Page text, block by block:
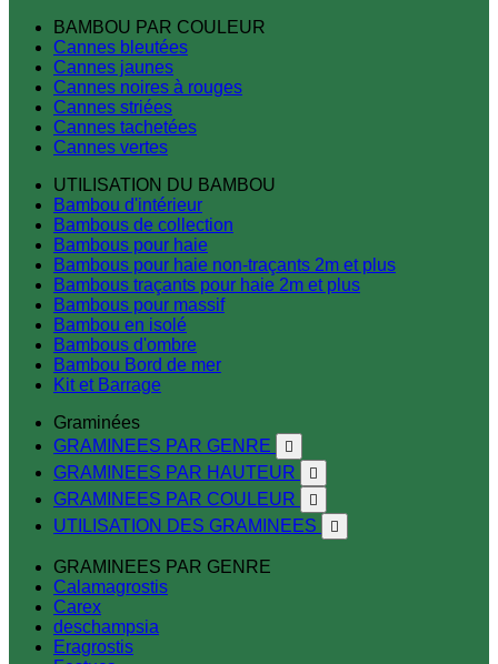
BAMBOU PAR COULEUR
Cannes bleutées
Cannes jaunes
Cannes noires à rouges
Cannes striées
Cannes tachetées
Cannes vertes
UTILISATION DU BAMBOU
Bambou d'intérieur
Bambous de collection
Bambous pour haie
Bambous pour haie non-traçants 2m et plus
Bambous traçants pour haie 2m et plus
Bambous pour massif
Bambou en isolé
Bambous d'ombre
Bambou Bord de mer
Kit et Barrage
Graminées
GRAMINEES PAR GENRE

GRAMINEES PAR HAUTEUR 
GRAMINEES PAR COULEUR 
UTILISATION DES GRAMINEES 
GRAMINEES PAR GENRE
Calamagrostis
Carex
deschampsia
Eragrostis